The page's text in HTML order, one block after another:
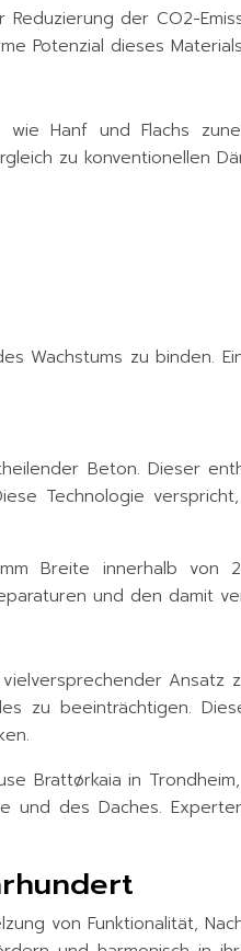
der CO2-
Potenzial dieses
Hanf und Flachs
zu konventionellen
Wachstums zu binden.
Beton. Dieser
Technologie
Breite innerhalb von
und den damit
zu beeinträchtigen.
Brattørkaia in
des Daches.
von Funktionalität,